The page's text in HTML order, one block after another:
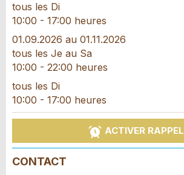
Nachricht
* Saisie nécessaire
* Saisie nécessaire
RECOMMANDER L'ANNONCE
Fermer
tous les Di
10:00 - 17:00 heures
01.09.2026 au 01.11.2026
tous les Je au Sa
10:00 - 22:00 heures
tous les Di
10:00 - 17:00 heures
ACTIVER RAPPEL
CONTACT